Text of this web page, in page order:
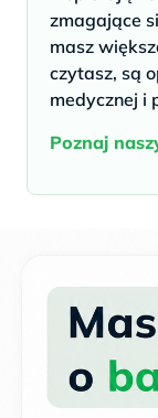
zmagające
masz
czytasz, są
medycznej i
Poznaj